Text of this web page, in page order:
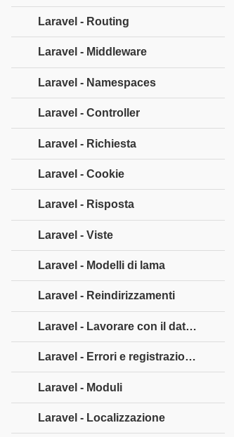
Laravel - Routing
Laravel - Middleware
Laravel - Namespaces
Laravel - Controller
Laravel - Richiesta
Laravel - Cookie
Laravel - Risposta
Laravel - Viste
Laravel - Modelli di lama
Laravel - Reindirizzamenti
Laravel - Lavorare con il database
Laravel - Errori e registrazione
Laravel - Moduli
Laravel - Localizzazione